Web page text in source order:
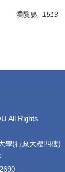
瀏覽數: 1513
All Rights
學(行政大樓四樓)